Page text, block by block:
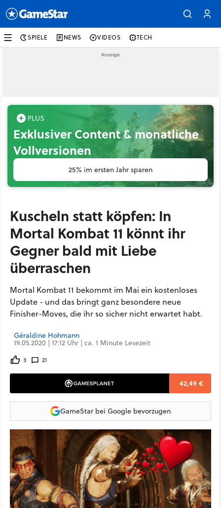
SPIELE NEWS VIDEOS TECH
Exklusiver Content & monatliche
Vollversionen
25% im ersten Jahr sparen
Kuscheln statt köpfen: In
Mortal Kombat 11 könnt ihr
Gegner bald mit Liebe
überraschen
Mortal Kombat 11 bekommt im Mai ein kostenloses
Update - und das bringt ganz besondere neue
Finisher-Moves, die ihr so sicher nicht erwartet habt.
Géraldine Hohmann
19.05.2020 | 17:12 Uhr | ca. 1 Minute Lesezeit
3 21
42,49 €
GameStar bei Google bevorzugen